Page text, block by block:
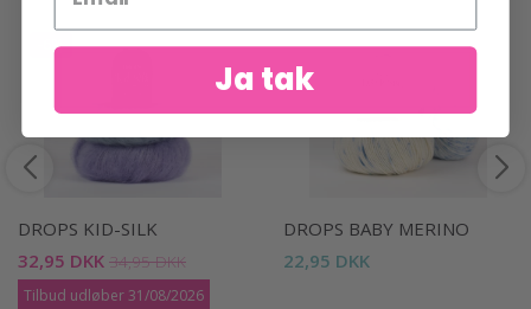
-6%
DROPS KID-SILK
32,95 DKK 34,95 DKK
Tilbud udløber 31/08/2026
DROPS BABY MERINO
22,95 DKK
Ja tak